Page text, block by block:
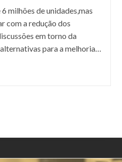
milhões de unidades,mas
com a redução dos
em torno da
para a melhoria…